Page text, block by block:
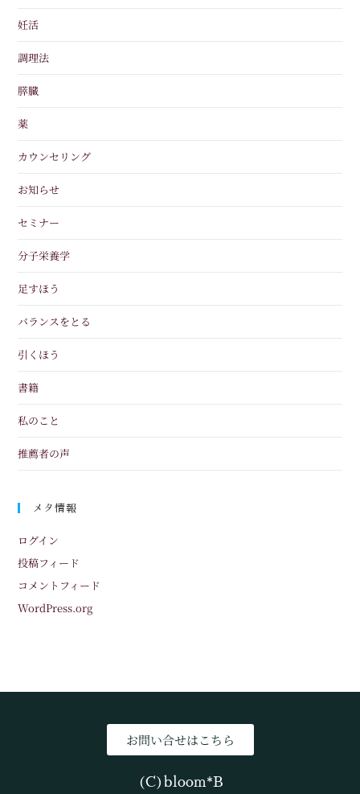
妊活
調理法
膵臓
薬
カウンセリング
お知らせ
セミナー
分子栄養学
足すほう
バランスをとる
引くほう
書籍
私のこと
推薦者の声
メタ情報
ログイン
投稿フィード
コメントフィード
WordPress.org
お問い合せはこちら
(C)bloom*B